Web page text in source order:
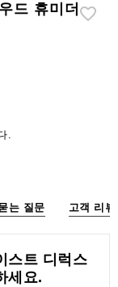
드 휴미더
.
는 질문 고객 리뷰
스트 디럭스
세요.